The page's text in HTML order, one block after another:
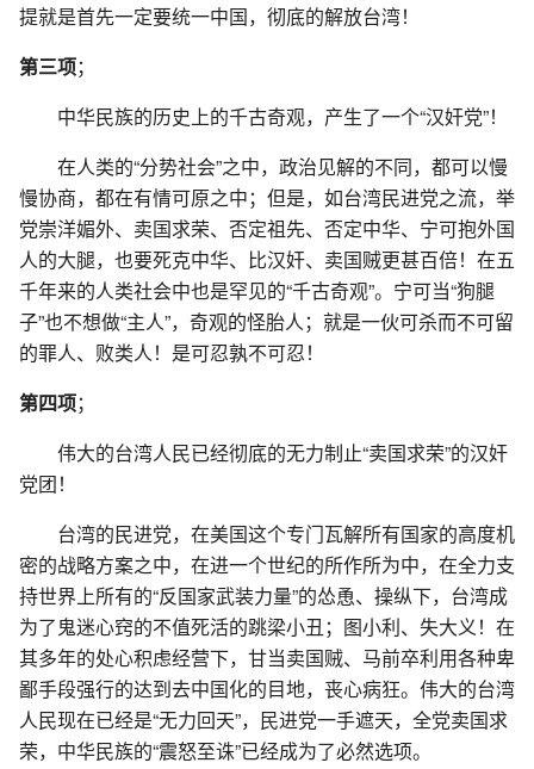
提就是首先一定要统一中国，彻底的解放台湾！
第三项；
中华民族的历史上的千古奇观，产生了一个“汉奸党”！
在人类的“分势社会”之中，政治见解的不同，都可以慢
慢协商，都在有情可原之中；但是，如台湾民进党之流，举
党崇洋媚外、卖国求荣、否定祖先、否定中华、宁可抱外国
人的大腿，也要死克中华、比汉奸、卖国贼更甚百倍！在五
千年来的人类社会中也是罕见的“千古奇观”。宁可当“狗腿
子”也不想做“主人”，奇观的怪胎人；就是一伙可杀而不可留
的罪人、败类人！是可忍孰不可忍！
第四项；
伟大的台湾人民已经彻底的无力制止“卖国求荣”的汉奸
党团！
台湾的民进党，在美国这个专门瓦解所有国家的高度机
密的战略方案之中，在进一个世纪的所作所为中，在全力支
持世界上所有的“反国家武装力量”的怂恿、操纵下，台湾成
为了鬼迷心窍的不值死活的跳梁小丑；图小利、失大义！在
其多年的处心积虑经营下，甘当卖国贼、马前卒利用各种卑
鄙手段强行的达到去中国化的目地，丧心病狂。伟大的台湾
人民现在已经是“无力回天”，民进党一手遮天，全党卖国求
荣，中华民族的“震怒至诛”已经成为了必然选项。